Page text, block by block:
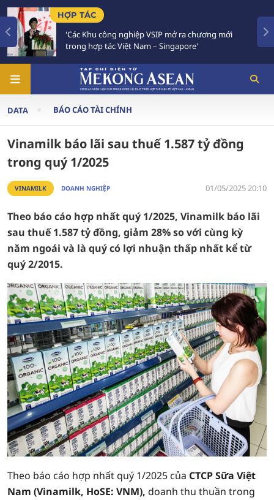
VSIP mở ra chương mới
Nam – Singapore'
Việt Nam - Thái
Chiến lược 'Ba kết
DATA BÁO CÁO TÀI CHÍNH
Vinamilk báo lãi sau thuế 1.587 tỷ đồng
trong quý 1/2025
VINAMILK DOANH NGHIỆP 01/05/2025 20:10
Theo báo cáo hợp nhất quý 1/2025, Vinamilk báo lãi
sau thuế 1.587 tỷ đồng, giảm 28% so với cùng kỳ
năm ngoái và là quý có lợi nhuận thấp nhất kể từ
quý 2/2015.
Theo báo cáo hợp nhất quý 1/2025 của CTCP Sữa Việt
Nam (Vinamilk, HoSE: VNM), doanh thu thuần trong